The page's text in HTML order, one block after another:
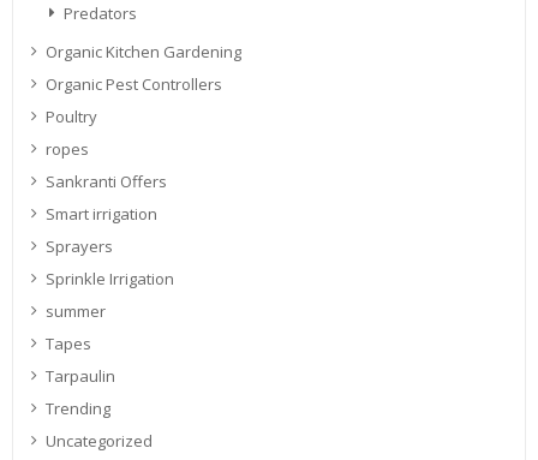
Predators
Organic Kitchen Gardening
Organic Pest Controllers
Poultry
ropes
Sankranti Offers
Smart irrigation
Sprayers
Sprinkle Irrigation
summer
Tapes
Tarpaulin
Trending
Uncategorized